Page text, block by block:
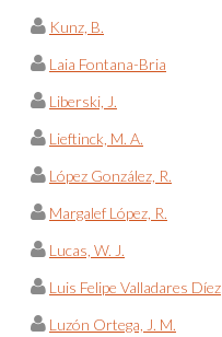
Kunz, B.
Laia Fontana-Bria
Liberski, J.
Lieftinck, M. A.
López González, R.
Margalef López, R.
Lucas, W. J.
Luis Felipe Valladares Díez
Luzón Ortega, J. M.